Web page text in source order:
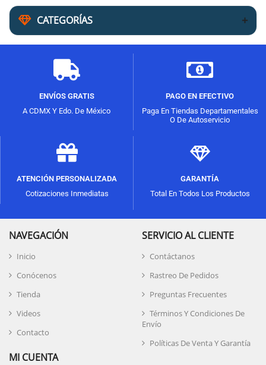
CATEGORÍAS
ENVÍOS GRATIS
A CDMX Y Edo. De México
PAGO EN EFECTIVO
Paga En Tiendas Departamentales
O De Autoservicio
ATENCIÓN PERSONALIZADA
Cotizaciones Inmediatas
GARANTÍA
Total En Todos Los Productos
NAVEGACIÓN
Inicio
Conócenos
Tienda
Videos
Contacto
SERVICIO AL CLIENTE
Contáctanos
Rastreo De Pedidos
Preguntas Frecuentes
Términos Y Condiciones De
Envío
Políticas De Venta Y Garantía
MI CUENTA